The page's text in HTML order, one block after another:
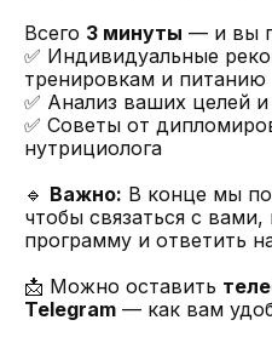
Всего 3 минуты — и вы
✅ Индивидуальные
тренировкам и питанию
✅ Анализ ваших целей
✅ Советы от
нутрициолога
🔹 Важно: В конце мы
чтобы связаться с
программу и ответить
📩 Можно оставить
Telegram — как вам